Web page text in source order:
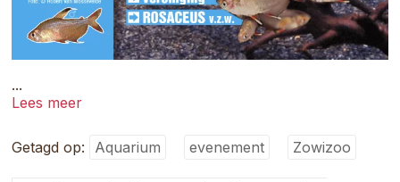
...
Lees meer
Getagd op: Aquarium evenement Zowizoo